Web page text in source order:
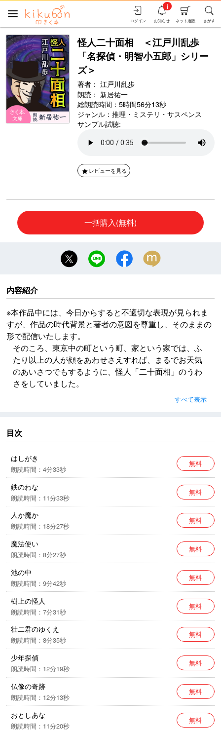
さがす
ネット通販
お知らせ
i
ログイン
怪人二十面相 ＜江戸川乱歩
「名探偵・明智小五郎」シリー
ズ＞
著者： 江戸川乱歩
朗読： 新居祐一
総朗読時間：5時間56分13秒
ジャンル： 推理・ミステリ・サスペンス
サンプル試聴:
レビューを見る
一括購入(無料)
内容紹介
※本作品中には、今日からすると不適切な表現が見られま
すが、作品の時代背景と著者の意図を尊重し、そのままの
形で配信いたします。
そのころ、東京中の町という町、家という家では、ふ
たり以上の人が顔をあわせさえすれば、まるでお天気
のあいさつでもするように、怪人「二十面相」のうわ
さをしていました。
「二十面相」というのは、毎日毎日、新聞記事をにぎ
わしている、ふしぎな盗賊のあだ名です。その賊は二
した。つまり、変装がとびきりじょうずなのです。
※本作品中には、今日からすると不適切な表現が見られ
ますが、作品の時代背景と著者の意図を尊重し、その
ままの形で配信いたします。
すべて表示
目次
はしがき
朗読時間：4分33秒
無料
鉄のわな
朗読時間：11分33秒
無料
人か魔か
朗読時間：18分27秒
無料
魔法使い
朗読時間：8分27秒
無料
池の中
朗読時間：9分42秒
無料
樹上の怪人
朗読時間：7分31秒
無料
壮二君のゆくえ
朗読時間：8分35秒
無料
少年探偵
朗読時間：12分19秒
無料
仏像の奇跡
朗読時間：12分13秒
無料
おとしあな
朗読時間：11分20秒
無料